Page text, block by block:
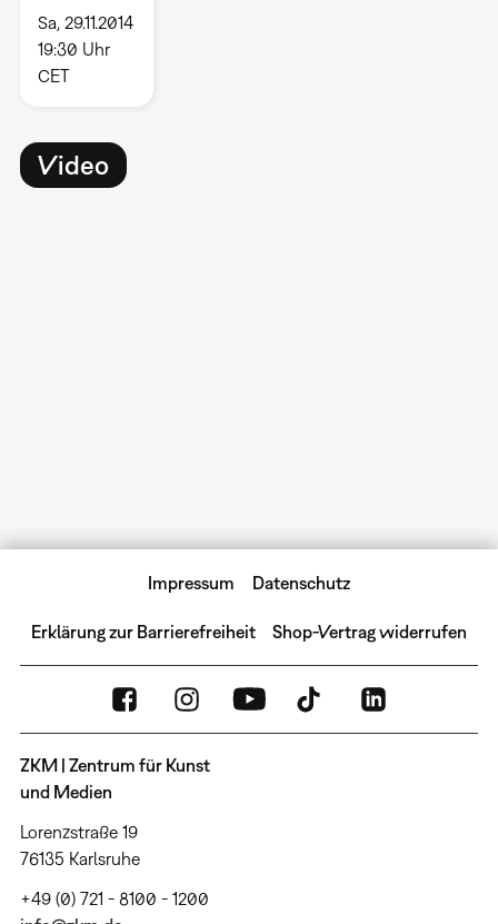
Sa, 29.11.2014
19:30 Uhr
CET
Video
Impressum Datenschutz
Erklärung zur Barrierefreiheit Shop-Vertrag widerrufen
ZKM | Zentrum für Kunst
und Medien
Lorenzstraße 19
76135 Karlsruhe
+49 (0) 721 - 8100 - 1200